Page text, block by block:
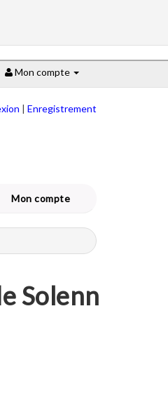
Mon compte
| Enregistrement
Mon compte
Solenn